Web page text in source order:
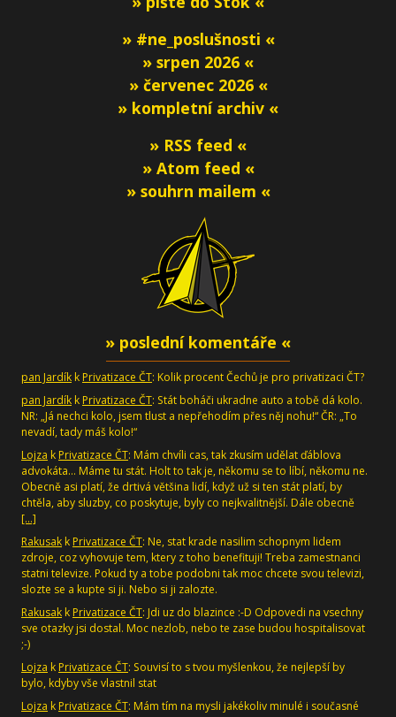
» #ne_poslušnosti «
» srpen 2026 «
» červenec 2026 «
» kompletní archiv «
» RSS feed «
» Atom feed «
» souhrn mailem «
» poslední komentáře «
pan Jardík k Privatizace ČT: Kolik procent Čechů je pro privatizaci ČT?
pan Jardík k Privatizace ČT: Stát boháči ukradne auto a tobě dá kolo.
NR: „Já nechci kolo, jsem tlust a nepřehodím přes něj nohu!“ ČR: „To
nevadí, tady máš kolo!“
Lojza k Privatizace ČT: Mám chvíli cas, tak zkusím udělat ďáblova
advokáta... Máme tu stát. Holt to tak je, někomu se to líbí, někomu ne.
Obecně asi platí, že drtivá většina lidí, když už si ten stát platí, by
chtěla, aby sluzby, co poskytuje, byly co nejkvalitnější. Dále obecně
[…]
Rakusak k Privatizace ČT: Ne, stat krade nasilim schopnym lidem
zdroje, coz vyhovuje tem, ktery z toho benefituji! Treba zamestnanci
statni televize. Pokud ty a tobe podobni tak moc chcete svou televizi,
slozte se a kupte si ji. Nebo si ji zalozte.
Rakusak k Privatizace ČT: Jdi uz do blazince :-D Odpovedi na vsechny
sve otazky jsi dostal. Moc nezlob, nebo te zase budou hospitalisovat
;-)
Lojza k Privatizace ČT: Souvisí to s tvou myšlenkou, že nejlepší by
bylo, kdyby vše vlastnil stat
Lojza k Privatizace ČT: Mám tím na mysli jakékoliv minulé i současné